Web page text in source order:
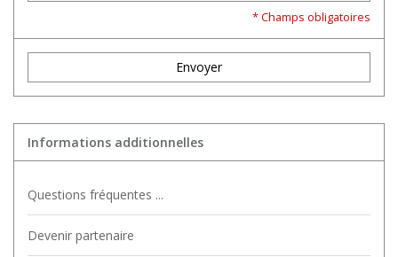
* Champs obligatoires
Envoyer
Informations additionnelles
Questions fréquentes ...
Devenir partenaire